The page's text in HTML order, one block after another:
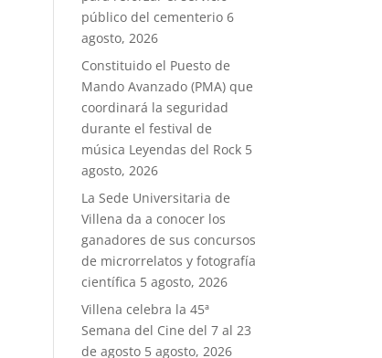
público del cementerio 6
agosto, 2026
Constituido el Puesto de
Mando Avanzado (PMA) que
coordinará la seguridad
durante el festival de
música Leyendas del Rock 5
agosto, 2026
La Sede Universitaria de
Villena da a conocer los
ganadores de sus concursos
de microrrelatos y fotografía
científica 5 agosto, 2026
Villena celebra la 45ª
Semana del Cine del 7 al 23
de agosto 5 agosto, 2026